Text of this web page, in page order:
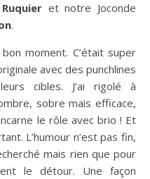
et notre Joconde
.
moment. C’était super
avec des punchlines
cibles. J’ai rigolé à
sobre mais efficace,
le rôle avec brio ! Et
L’humour n’est pas fin,
mais rien que pour
le détour. Une façon